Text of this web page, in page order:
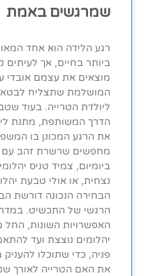
שמרגשים באמת
רגע הלידה הוא אחד
ביותר בחיים, אך לעיתים
מוצאים את עצמם אובדי
המושלמת שתצליח לבטא
ליולדת הטרייה. בעוד
הדרך המשותפת, מתנת
את הרגע המכונן בו
מחפשים שרשרת זהב עם
ביומיום, צמיד טניס
נצחית, או אולי טבעת
הבחירה הנכונה דורשת
הרגשי של התכשיט.
האפשרויות השונות,
יהלומים נוצצת ועד
פניה, כדי שתוכלו
את האם הטרייה לאורך